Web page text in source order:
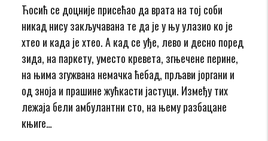
Ћосић се доцније присећао да врата на тој соби
никад нису закључавана те да је у њу улазио ко је
хтео и када је хтео. А кад се уђе, лево и десно поред
зида, на паркету, уместо кревета, згњечене перине,
на њима згужвана немачка ћебад, прљави јоргани и
од зноја и прашине жућкасти јастуци. Између тих
лежаја бели амбулантни сто, на њему разбацане
књиге…